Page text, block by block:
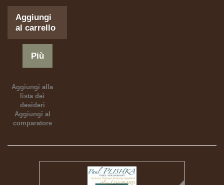
Aggiungi
al carrello
Più
Aggiungi alla
lista dei
desideri
Aggiungi al
comparatore